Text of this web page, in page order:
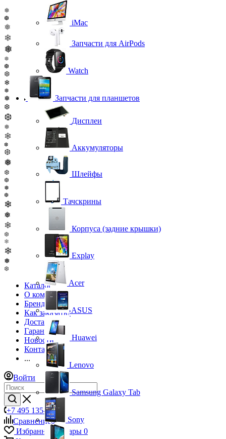
❅
❆
❅
❄
❅
❅
❆
❆
❄
❅
❅
❆
❆
❅
❄
❆
❆
❅
❆
❆
❅
❆
❄
❅
❄
❆
❄
❄
❅
❆
Каталог
О компании
Бренды
Как заказать?
Доставка
Гарантия
Новости
Контакты
...
Войти
+7 495 135-39-43
Сравнение0
Избранные товары 0
iMac
Запчасти для AirPods
Watch
Запчасти для планшетов
Дисплеи
Аккумуляторы
Шлейфы
Тачскрины
Корпуса (задние крышки)
Explay
Acer
ASUS
Huawei
Lenovo
Samsung Galaxy Tab
Sony